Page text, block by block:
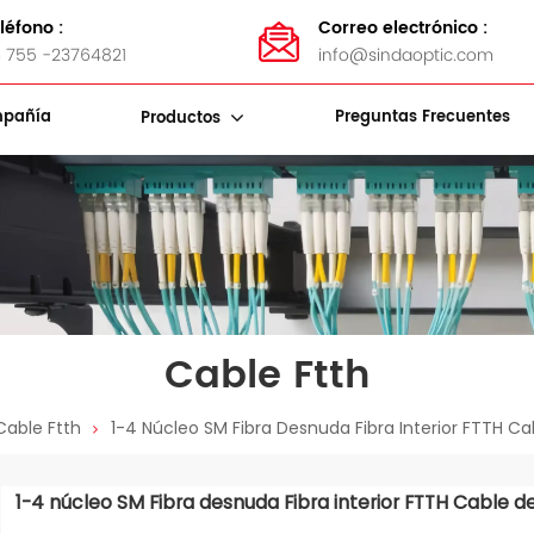
:
755 -23764821
Correo electrónico :
info@sindaoptic.com
Productos Preguntas Frecuentes
Cable Ftth
Ftth 1-4 Núcleo SM Fibra Desnuda Fibra Interior FTTH
1-4 núcleo SM Fibra desnuda Fibra interior FTTH Cable